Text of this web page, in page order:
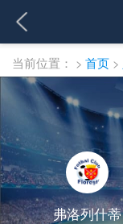
当前位置： > 首页 >
弗洛列什蒂